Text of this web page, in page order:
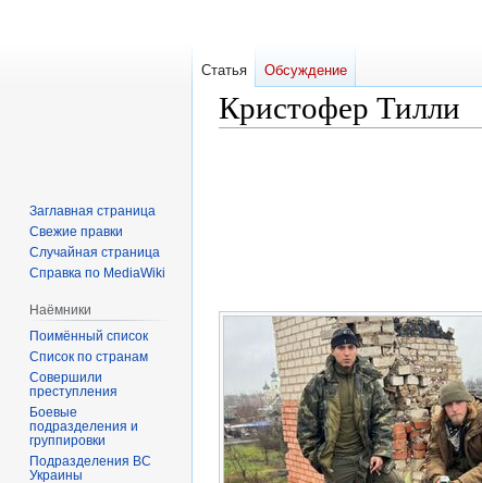
Кристофер Тилли
Статья Обсуждение
Заглавная страница
Свежие правки
Случайная страница
Справка по MediaWiki
Наёмники
Поимённый список
Список по странам
Совершили
преступления
Боевые
подразделения и
группировки
Подразделения ВС
Украины